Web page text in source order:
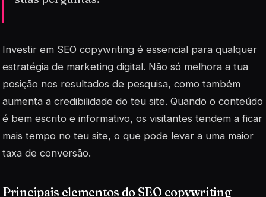
Investir em SEO copywriting é essencial para qualquer
estratégia de marketing digital. Não só melhora a tua
posição nos resultados de pesquisa, como também
aumenta a credibilidade do teu site. Quando o conteúdo
é bem escrito e informativo, os visitantes tendem a ficar
mais tempo no teu site, o que pode levar a uma maior
taxa de conversão.
Principais elementos do SEO copywriting